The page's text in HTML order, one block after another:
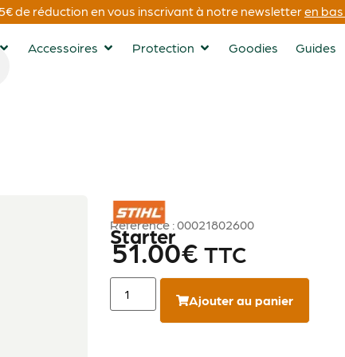
de réduction en vous inscrivant à notre newsletteren
Accessoires Protection Goodies Guides
STIHL
Référence : 00021802600
Starter
51.00€ TTC
Ajouter au panier